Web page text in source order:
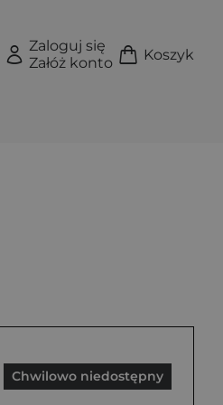
Zaloguj się
Załóż konto
Koszyk
Chwilowo niedostępny